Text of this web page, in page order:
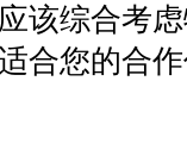
该综合考
合您的合